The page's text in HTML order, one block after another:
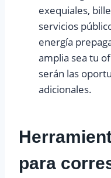
exequiales,
servicios
energía
amplia sea tu
serán las
adicionales.
para